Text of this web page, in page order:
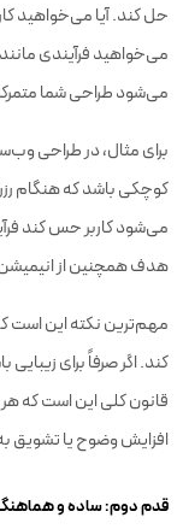
حل کند. آیا می‌خواهید
می‌خواهید فرآیندی
می‌شود طراحی شما
برای مثال، در طراحی
کوچکی باشد که هنگام
می‌شود کاربر حس کند
هدف همچنین از
مهم‌ترین نکته این است که
کند. اگر صرفاً برای زیبایی
قانون کلی این است که
افزایش وضوح یا تشویق
قدم دوم: ساده و